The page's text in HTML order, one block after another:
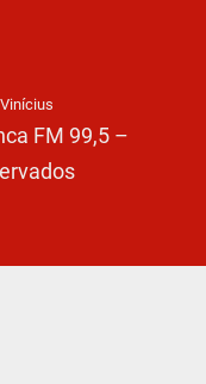
FM 99,5 –